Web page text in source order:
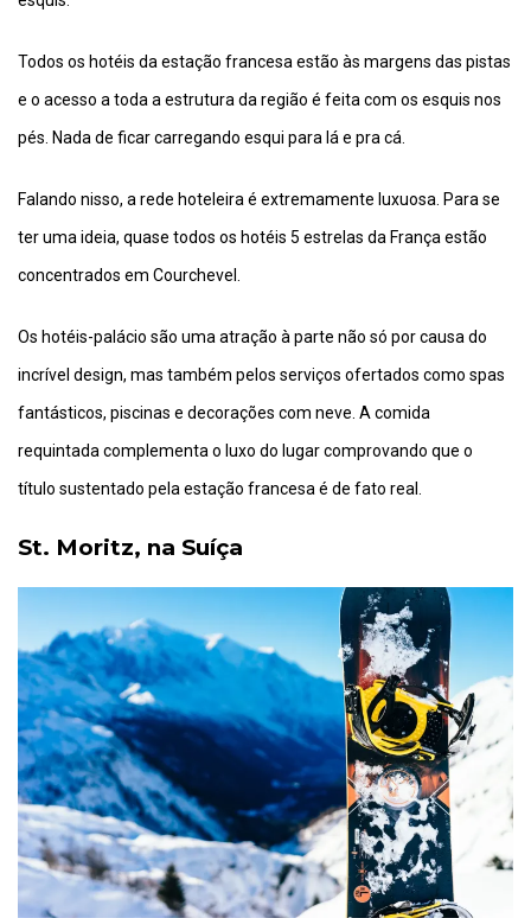
Todos os hotéis da estação francesa estão às margens das pistas
e o acesso a toda a estrutura da região é feita com os esquis nos
pés. Nada de ficar carregando esqui para lá e pra cá.
Falando nisso, a rede hoteleira é extremamente luxuosa. Para se
ter uma ideia, quase todos os hotéis 5 estrelas da França estão
concentrados em Courchevel.
Os hotéis-palácio são uma atração à parte não só por causa do
incrível design, mas também pelos serviços ofertados como spas
fantásticos, piscinas e decorações com neve. A comida
requintada complementa o luxo do lugar comprovando que o
título sustentado pela estação francesa é de fato real.
St. Moritz, na Suíça